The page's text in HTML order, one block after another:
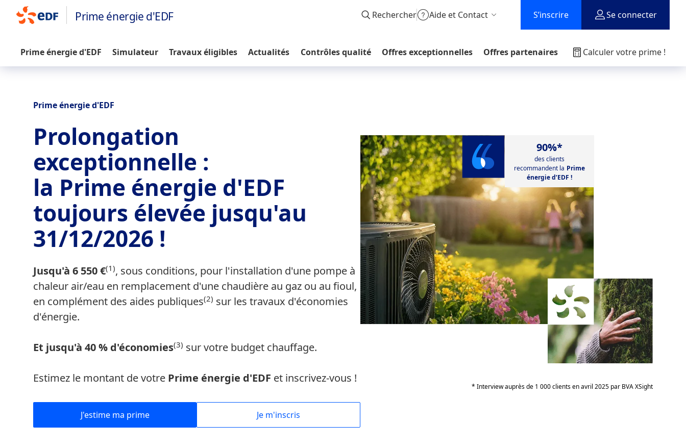
Prime énergie d'EDF Rechercher Aide et Contact S’inscrire Se connecter
Prime énergie d'EDF Simulateur Travaux éligibles Actualités Contrôles qualité Offres exceptionnelles Offres partenaires Calculer votre prime !
Prime énergie d'EDF
Prolongation
exceptionnelle :
la Prime énergie d'EDF
toujours élevée jusqu'au
31/12/2026 !
Jusqu'à 6 550 €(1), sous conditions, pour l'installation d'une pompe à
chaleur air/eau en remplacement d'une chaudière au gaz ou au fioul,
en complément des aides publiques(2) sur les travaux d'économies
d'énergie.
Et jusqu'à 40 % d'économies(3) sur votre budget chauffage.
Estimez le montant de votre Prime énergie d'EDF et inscrivez-vous !
J'estime ma prime Je m'inscris
90%*
des clients
recommandent la Prime
énergie d’EDF !
* Interview auprès de 1 000 clients en avril 2025 par BVA XSight